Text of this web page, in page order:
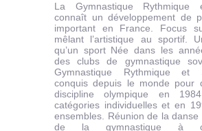
La Gymnastique Rythmique
connaît un développement de
important en France. Focus
mêlant l’artistique au sportif.
qu’un sport Née dans les
des clubs de gymnastique
Gymnastique Rythmique et
conquis depuis le monde pour
discipline olympique en
catégories individuelles et en
ensembles. Réunion de la danse
de la gymnastique à